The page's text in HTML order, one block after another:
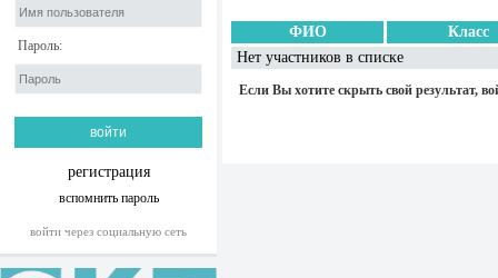
Пароль:
регистрация
вспомнить пароль
войти через социальную сеть
ФИО
Класс
Нет участников в списке
Если Вы хотите скрыть свой результат,